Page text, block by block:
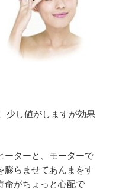
少し値がしますが効果
ーターと、モーターで
膨らませてあんまをす
命がちょっと心配で